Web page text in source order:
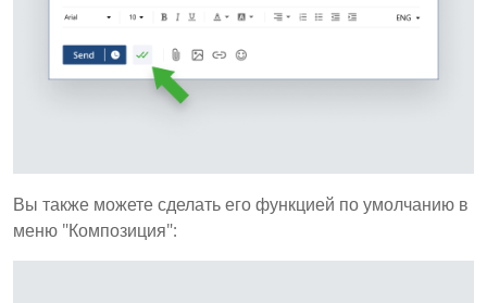
Вы также можете сделать его функцией по умолчанию в
меню "Композиция":